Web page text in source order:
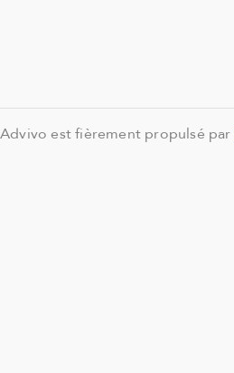
Advivo est fièrement propulsé par